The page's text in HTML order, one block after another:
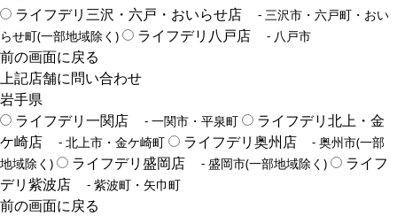
ライフデリ三沢・六戸・おいらせ店
- 三沢市・六戸町・おい
らせ町(一部地域除く)
ライフデリ八戸店 - 八戸市
前の画面に戻る
上記店舗に問い合わせ
岩手県
ライフデリ一関店
- 一関市・平泉町
ライフデリ北上・金
ケ崎店
- 北上市・金ケ崎町 ライフデリ奥州店
- 奥州市(一部
地域除く)
ライフデリ盛岡店 - 盛岡市(一部地域除く)
ライフ
デリ紫波店
- 紫波町・矢巾町
前の画面に戻る